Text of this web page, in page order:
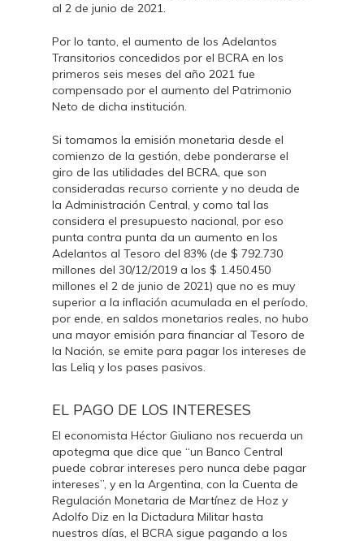
al 2 de junio de 2021.
Por lo tanto, el aumento de los Adelantos
Transitorios concedidos por el BCRA en los
primeros seis meses del año 2021 fue
compensado por el aumento del Patrimonio
Neto de dicha institución.
Si tomamos la emisión monetaria desde el
comienzo de la gestión, debe ponderarse el
giro de las utilidades del BCRA, que son
consideradas recurso corriente y no deuda de
la Administración Central, y como tal las
considera el presupuesto nacional, por eso
punta contra punta da un aumento en los
Adelantos al Tesoro del 83% (de $ 792.730
millones del 30/12/2019 a los $ 1.450.450
millones el 2 de junio de 2021) que no es muy
superior a la inflación acumulada en el período,
por ende, en saldos monetarios reales, no hubo
una mayor emisión para financiar al Tesoro de
la Nación, se emite para pagar los intereses de
las Leliq y los pases pasivos.
EL PAGO DE LOS INTERESES
El economista Héctor Giuliano nos recuerda un
apotegma que dice que “un Banco Central
puede cobrar intereses pero nunca debe pagar
intereses”, y en la Argentina, con la Cuenta de
Regulación Monetaria de Martínez de Hoz y
Adolfo Diz en la Dictadura Militar hasta
nuestros días, el BCRA sigue pagando a los